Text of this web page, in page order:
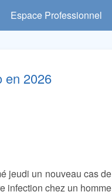
Espace Professionnel
en 2026
jeudi un nouveau cas de
infection chez un homme